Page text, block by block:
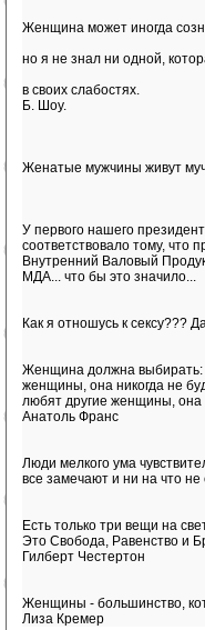
Женщина может иногда
но я не знал ни одной,
в своих слабостях.
Б. Шоу.
Женатые мужчины живут
У первого нашего
соответствовало тому, что
Внутренний Валовый
МДА... что бы это значило...
Как я отношусь к сексу???
Женщина должна выбирать:
женщины, она никогда не
любят другие женщины, она
Анатоль Франс
Люди мелкого ума
все замечают и ни на что
Есть только три вещи на
Это Свобода, Равенство и
Гилберт Честертон
Женщины - большинство,
Лиза Кремер